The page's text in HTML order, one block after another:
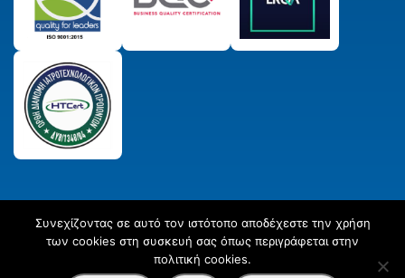
© 2025 Παραγωγικός & Πιστωτικός Συνεταιρισμός
Εργαστηριακών Ιατρών ΣΥΝ. ΠΕ.
All Rights Reserved
Created
Συνεχίζοντας σε αυτό τον ιστότοπο αποδέχεστε την χρήση
των cookies στη συσκευή σας όπως περιγράφεται στην
πολιτική cookies.